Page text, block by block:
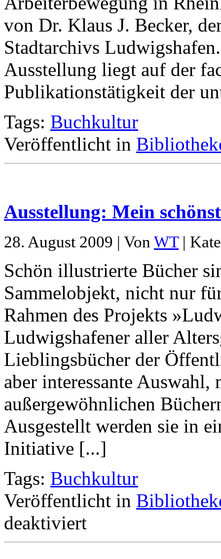
von Dr. Klaus J. Becker,
Stadtarchivs
Ausstellung liegt auf der
Publikationstätigkeit der
Tags: Buchkultur
Veröffentlicht in
Ausstellung: Mein
28. August 2009 | Von WT|
Schön illustrierte Bücher
Sammelobjekt, nicht nur
Rahmen des Projekts
Ludwigshafener aller
Lieblingsbücher der
aber interessante Auswahl,
außergewöhnlichen
Ausgestellt werden sie in
Initiative [...]
Tags: Buchkultur
Veröffentlicht in
deaktiviert